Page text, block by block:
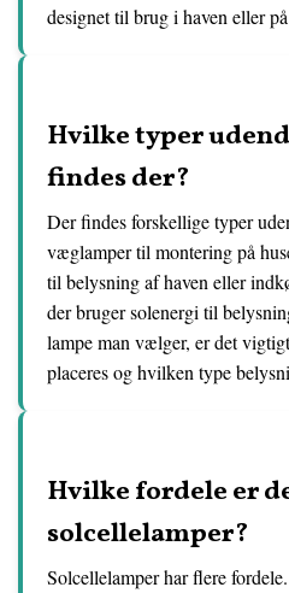
designet til brug i haven eller
Hvilke typer
findes der?
Der findes forskellige typer
væglamper til montering på
til belysning af haven eller
der bruger solenergi til
lampe man vælger, er det
placeres og hvilken type
Hvilke fordele er
solcellelamper?
Solcellelamper har flere